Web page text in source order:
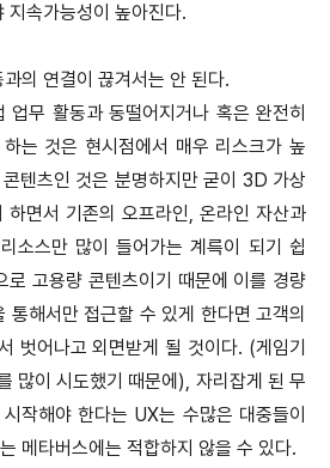
지속가능성이 높아진다.
의 연결이 끊겨서는 안 된다.
업무 활동과 동떨어지거나 혹은 완전히
는 것은 현시점에서 매우 리스크가 높
텐츠인 것은 분명하지만 굳이 3D 가상
하면서 기존의 오프라인, 온라인 자산과
소스만 많이 들어가는 계륵이 되기 쉽
로 고용량 콘텐츠이기 때문에 이를 경량
통해서만 접근할 수 있게 한다면 고객의
벗어나고 외면받게 될 것이다. (게임기
많이 시도했기 때문에), 자리잡게 된 무
작해야 한다는 UX는 수많은 대중들이
메타버스에는 적합하지 않을 수 있다.